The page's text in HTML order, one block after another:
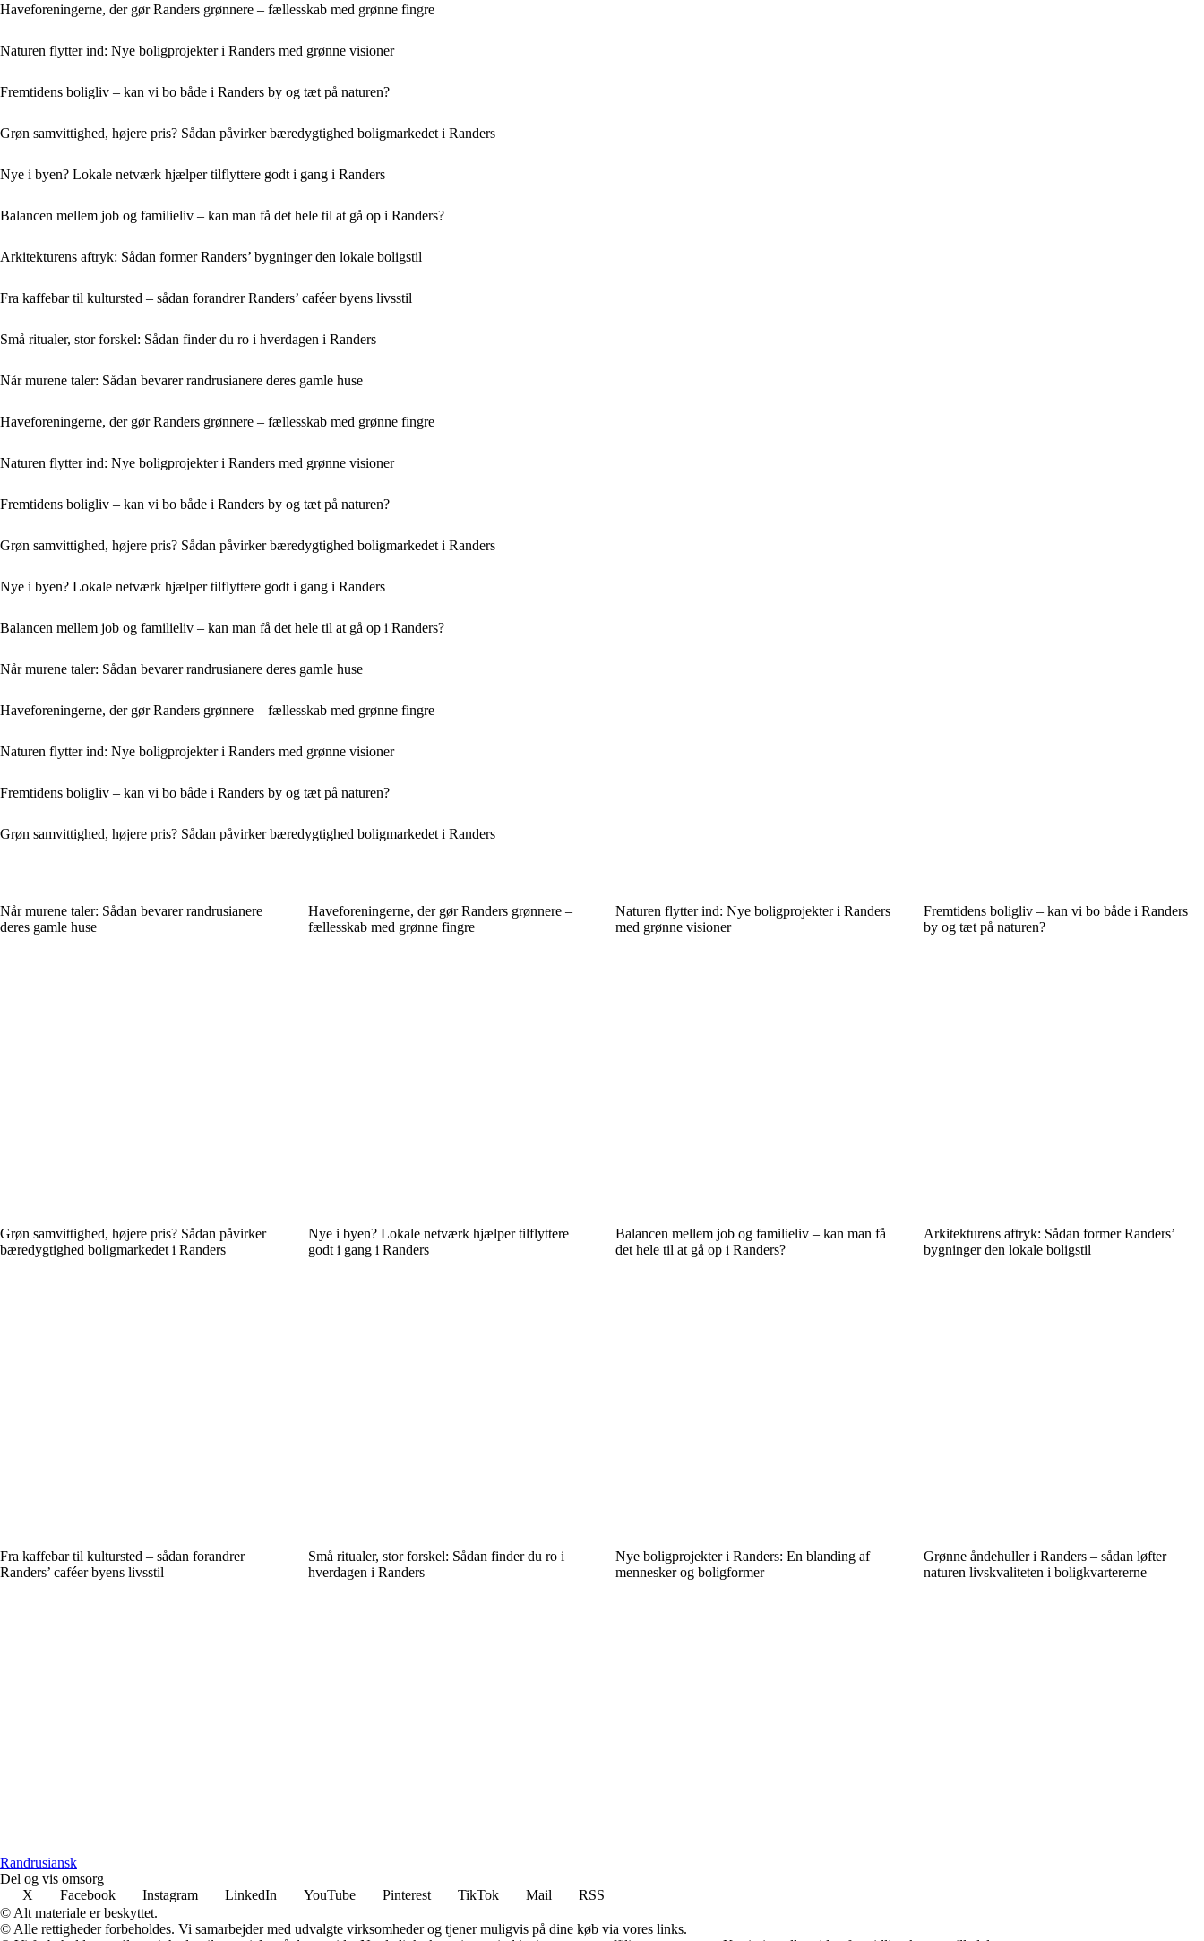
Haveforeningerne, der gør Randers grønnere – fællesskab med grønne fingre
Naturen flytter ind: Nye boligprojekter i Randers med grønne visioner
Fremtidens boligliv – kan vi bo både i Randers by og tæt på naturen?
Grøn samvittighed, højere pris? Sådan påvirker bæredygtighed boligmarkedet i Randers
Nye i byen? Lokale netværk hjælper tilflyttere godt i gang i Randers
Balancen mellem job og familieliv – kan man få det hele til at gå op i Randers?
Arkitekturens aftryk: Sådan former Randers’ bygninger den lokale boligstil
Fra kaffebar til kultursted – sådan forandrer Randers’ caféer byens livsstil
Små ritualer, stor forskel: Sådan finder du ro i hverdagen i Randers
Når murene taler: Sådan bevarer randrusianere deres gamle huse
Haveforeningerne, der gør Randers grønnere – fællesskab med grønne fingre
Naturen flytter ind: Nye boligprojekter i Randers med grønne visioner
Fremtidens boligliv – kan vi bo både i Randers by og tæt på naturen?
Grøn samvittighed, højere pris? Sådan påvirker bæredygtighed boligmarkedet i Randers
Nye i byen? Lokale netværk hjælper tilflyttere godt i gang i Randers
Balancen mellem job og familieliv – kan man få det hele til at gå op i Randers?
Når murene taler: Sådan bevarer randrusianere deres gamle huse
Haveforeningerne, der gør Randers grønnere – fællesskab med grønne fingre
Naturen flytter ind: Nye boligprojekter i Randers med grønne visioner
Fremtidens boligliv – kan vi bo både i Randers by og tæt på naturen?
Grøn samvittighed, højere pris? Sådan påvirker bæredygtighed boligmarkedet i Randers
Når murene taler: Sådan bevarer randrusianere
deres gamle huse
Haveforeningerne, der gør Randers grønnere –
fællesskab med grønne fingre
Naturen flytter ind: Nye boligprojekter i Randers
med grønne visioner
Fremtidens boligliv – kan vi bo både i Randers
by og tæt på naturen?
Grøn samvittighed, højere pris? Sådan påvirker
bæredygtighed boligmarkedet i Randers
Nye i byen? Lokale netværk hjælper tilflyttere
godt i gang i Randers
Balancen mellem job og familieliv – kan man få
det hele til at gå op i Randers?
Arkitekturens aftryk: Sådan former Randers’
bygninger den lokale boligstil
Fra kaffebar til kultursted – sådan forandrer
Randers’ caféer byens livsstil
Små ritualer, stor forskel: Sådan finder du ro i
hverdagen i Randers
Nye boligprojekter i Randers: En blanding af
mennesker og boligformer
Grønne åndehuller i Randers – sådan løfter
naturen livskvaliteten i boligkvartererne
Randrusiansk
Del og vis omsorg
X
Facebook Instagram LinkedIn YouTube Pinterest TikTok Mail
RSS
© Alt materiale er beskyttet.
© Alle rettigheder forbeholdes. Vi samarbejder med udvalgte virksomheder og tjener muligvis på dine køb via vores links.